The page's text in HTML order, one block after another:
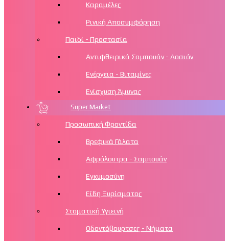
Καραμέλες
Ρινική Αποσυμφόρηση
Παιδί - Προστασία
Αντιφθειρικά Σαμπουάν - Λοσιόν
Ενέργεια - Βιταμίνες
Ενίσχυση Άμυνας
Super Market
Προσωπική Φροντίδα
Βρεφικά Γάλατα
Αφρόλουτρα - Σαμπουάν
Εγκυμοσύνη
Είδη Ξυρίσματος
Στοματική Υγιεινή
Οδοντόβουρτσες - Νήματα